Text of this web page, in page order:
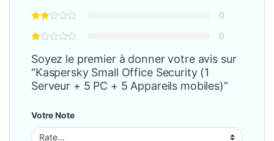
0
0
Soyez le premier à donner votre avis sur
“Kaspersky Small Office Security (1
Serveur + 5 PC + 5 Appareils mobiles)”
Votre Note